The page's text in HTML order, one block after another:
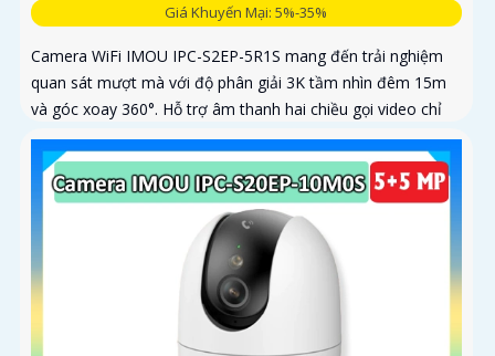
Giá Khuyến Mại: 5%-35%
Camera WiFi IMOU IPC-S2EP-5R1S mang đến trải nghiệm
quan sát mượt mà với độ phân giải 3K tầm nhìn đêm 15m
và góc xoay 360°. Hỗ trợ âm thanh hai chiều gọi video chỉ
với một chạm và lưu trữ thẻ nhớ tới 256GB